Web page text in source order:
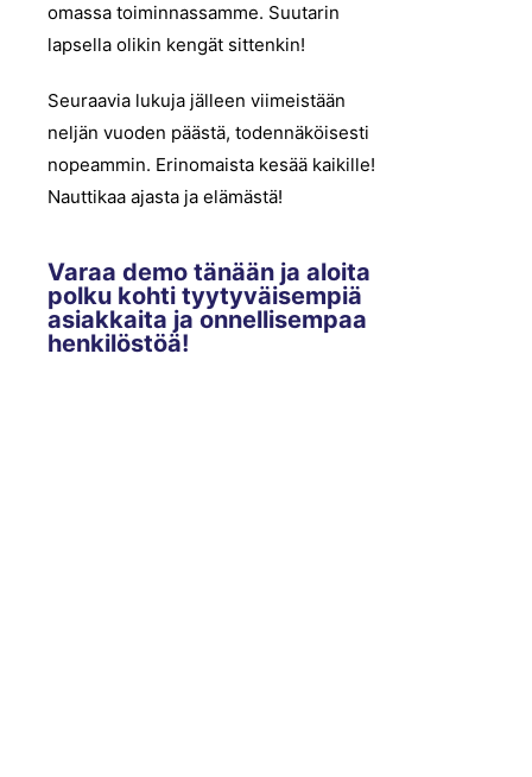
omassa toiminnassamme. Suutarin
lapsella olikin kengät sittenkin!
Seuraavia lukuja jälleen viimeistään
neljän vuoden päästä, todennäköisesti
nopeammin. Erinomaista kesää kaikille!
Nauttikaa ajasta ja elämästä!
Varaa demo tänään ja aloita
polku kohti tyytyväisempiä
asiakkaita ja onnellisempaa
henkilöstöä!